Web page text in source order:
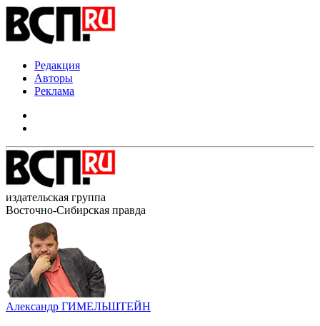
Редакция
Авторы
Реклама
издательская группа
Восточно-Сибирская правда
Александр ГИМЕЛЬШТЕЙН